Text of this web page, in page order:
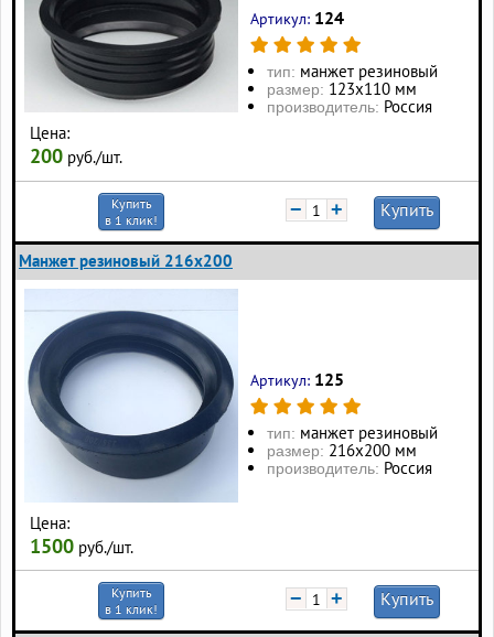
Цена:
200 руб./шт.
Артикул: 124
тип: манжет резиновый
размер: 123х110 мм
производитель: Россия
Купить
в 1 клик!
− + Купить
Манжет резиновый 216х200
Цена:
1500 руб./шт.
Артикул: 125
тип: манжет резиновый
размер: 216х200 мм
производитель: Россия
Купить
в 1 клик!
− + Купить